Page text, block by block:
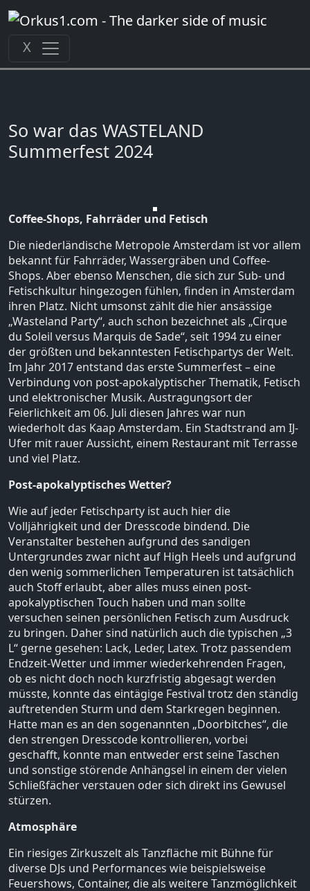
Zum
Inhalt
springen
X
So war das WASTELAND
Summerfest 2024
Coffee-Shops, Fahrräder und Fetisch
Die niederländische Metropole Amsterdam ist vor allem
bekannt für Fahrräder, Wassergräben und Coffee-
Shops. Aber ebenso Menschen, die sich zur Sub- und
Fetischkultur hingezogen fühlen, finden in Amsterdam
ihren Platz. Nicht umsonst zählt die hier ansässige
„Wasteland Party“, auch schon bezeichnet als „Cirque
du Soleil versus Marquis de Sade“, seit 1994 zu einer
der größten und bekanntesten Fetischpartys der Welt.
Im Jahr 2017 entstand das erste Summerfest – eine
Verbindung von post-apokalyptischer Thematik, Fetisch
und elektronischer Musik. Austragungsort der
Feierlichkeit am 06. Juli diesen Jahres war nun
wiederholt das Kaap Amsterdam. Ein Stadtstrand am IJ-
Ufer mit rauer Aussicht, einem Restaurant mit Terrasse
und viel Platz.
Post-apokalyptisches Wetter?
Wie auf jeder Fetischparty ist auch hier die
Volljährigkeit und der Dresscode bindend. Die
Veranstalter bestehen aufgrund des sandigen
Untergrundes zwar nicht auf High Heels und aufgrund
den wenig sommerlichen Temperaturen ist tatsächlich
auch Stoff erlaubt, aber alles muss einen post-
apokalyptischen Touch haben und man sollte
versuchen seinen persönlichen Fetisch zum Ausdruck
zu bringen. Daher sind natürlich auch die typischen „3
L“ gerne gesehen: Lack, Leder, Latex. Trotz passendem
Endzeit-Wetter und immer wiederkehrenden Fragen,
ob es nicht doch noch kurzfristig abgesagt werden
müsste, konnte das eintägige Festival trotz den ständig
auftretenden Sturm und dem Starkregen beginnen.
Hatte man es an den sogenannten „Doorbitches“, die
den strengen Dresscode kontrollieren, vorbei
geschafft, konnte man entweder erst seine Taschen
und sonstige störende Anhängsel in einem der vielen
Schließfächer verstauen oder sich direkt ins Gewusel
stürzen.
Atmosphäre
Ein riesiges Zirkuszelt als Tanzfläche mit Bühne für
diverse DJs und Performances wie beispielsweise
Feuershows, Container, die als weitere Tanzmöglichkeit